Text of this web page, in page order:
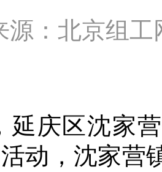
源：北京
延庆区沈家
动，沈家营